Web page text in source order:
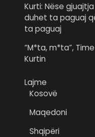
Kurti: Nëse
duhet ta paguaj
ta paguaj
“M*ta, m*ta”,
Kurtin
Lajme
Kosovë
Maqedoni
Shqipëri